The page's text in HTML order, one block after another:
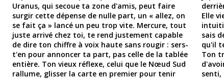
Uranus, qui secoue ta zone d'amis, peut faire
surgir cette dépense de nulle part, un « allez, on
se fait ça » lancé un peu trop vite. Mercure, tout
juste arrivé chez toi, te rend justement capable
de dire ton chiffre à voix haute sans rougir : sers-
t'en pour annoncer ta part, pas celle de la tablée
entière. Ton vieux réflexe, celui que le Nœud Sud
rallume, glisser la carte en premier pour tenir
Elle
sais
qu'il
Ton
senti,